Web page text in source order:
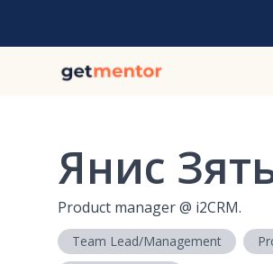
Янис
Product manager@ i2CRM.
Team Lead/Management